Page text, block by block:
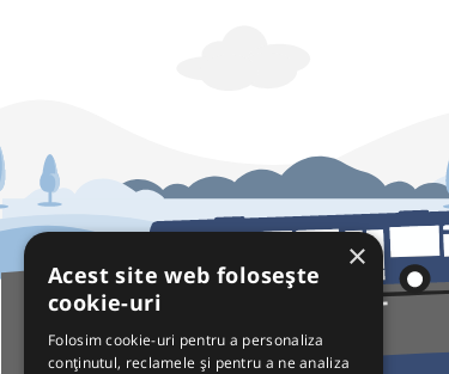
×
Acest site web folosește
cookie-uri
Folosim cookie-uri pentru a personaliza
conținutul, reclamele și pentru a ne analiza